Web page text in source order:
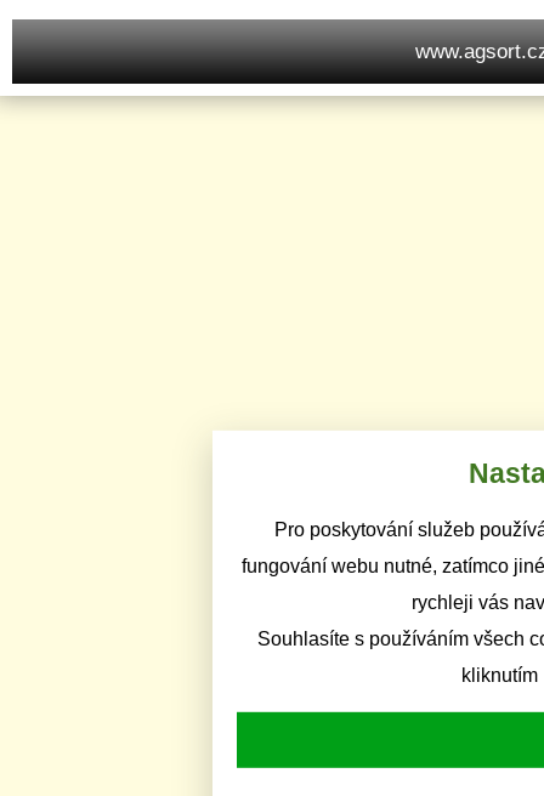
Pro poskytování služeb
fungování webu nutné, zatímco
rychleji vás
Souhlasíte s používáním všech
kliknutím